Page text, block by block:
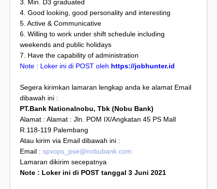
3. Min. D3 graduated
4. Good looking, good personality and interesting
5. Active & Communicative
6. Willing to work under shift schedule including
weekends and public holidays
7. Have the capability of administration
Note : Loker ini di POST oleh https://jobhunter.id
Segera kirimkan lamaran lengkap anda ke alamat Email
dibawah ini :
PT.Bank Nationalnobu, Tbk (Nobu Bank)
Alamat : Alamat : Jln. POM IX/Angkatan 45 PS Mall
R.118-119 Palembang
Atau kirim via Email dibawah ini :
Email : spvops_pse@nobubank.com
Lamaran dikirim secepatnya
Note : Loker ini di POST tanggal 3 Juni 2021